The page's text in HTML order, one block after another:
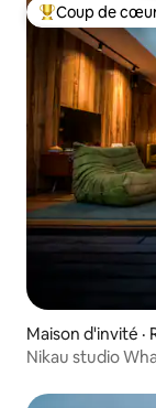
Coup de cœur
Coup de
Maison d'invité ·
Nikau studio